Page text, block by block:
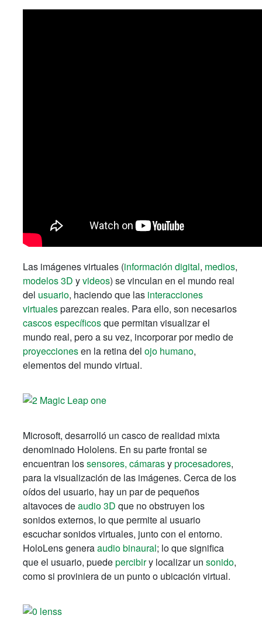
Las imágenes virtuales (información digital, medios,
modelos 3D yvideos) se vinculan en el mundo real
del usuario, haciendo que las interacciones
virtualesparezcan reales. Para ello, son necesarios
cascos específicosque permitan visualizar el
mundo real, pero a su vez, incorporar por medio de
proyeccionesen la retina del ojo humano,
elementos del mundo virtual.
Microsoft, desarrolló un casco de realidad mixta
denominado Hololens. En su parte frontal se
encuentran lossensores, cámarasyprocesadores,
para la visualización de las imágenes. Cerca de los
oídos del usuario, hay un par de pequeños
altavoces deaudio 3D que no obstruyen los
sonidos externos, lo que permite al usuario
escuchar sonidos virtuales, junto con el entorno.
HoloLens generaaudio binaural; lo que significa
que el usuario, puedepercibiry localizar un sonido,
como si proviniera de un punto o ubicación virtual.